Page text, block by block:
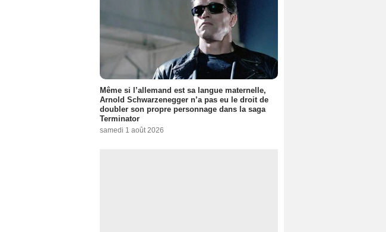
Même si l’allemand est sa langue maternelle,
Arnold Schwarzenegger n’a pas eu le droit de
doubler son propre personnage dans la saga
Terminator
samedi 1 août 2026